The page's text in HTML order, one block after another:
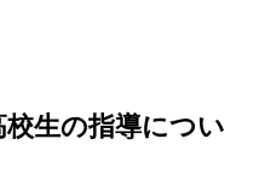
生の指導につい